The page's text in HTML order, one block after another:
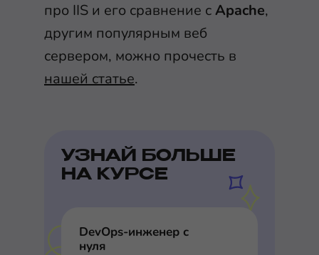
про IIS и его сравнение сApache,
другим популярным веб
сервером, можно прочесть в
нашей статье.
УЗНАЙ БОЛЬШЕ
НА КУРСЕ
DevOps-инженер с
нуля